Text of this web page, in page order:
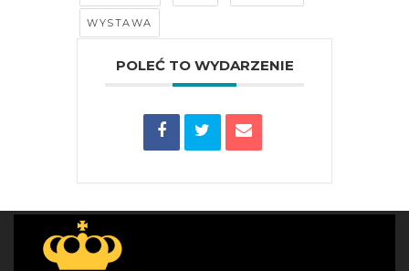
WYSTAWA
POLEĆ TO WYDARZENIE